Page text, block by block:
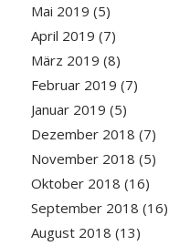
Mai 2019 (5)
April 2019 (7)
März 2019 (8)
Februar 2019 (7)
Januar 2019 (5)
Dezember 2018 (7)
November 2018 (5)
Oktober 2018 (16)
September 2018 (16)
August 2018 (13)